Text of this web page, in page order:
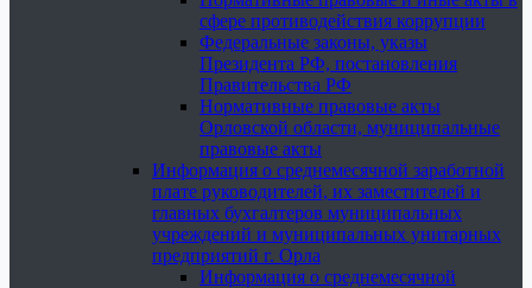
сфере противодействия коррупции
Федеральные законы, указы
Президента РФ, постановления
Правительства РФ
Нормативные правовые акты
Орловской области, муниципальные
правовые акты
Информация о среднемесячной заработной
плате руководителей, их заместителей и
главных бухгалтеров муниципальных
учреждений и муниципальных унитарных
предприятий г. Орла
Информация о среднемесячной